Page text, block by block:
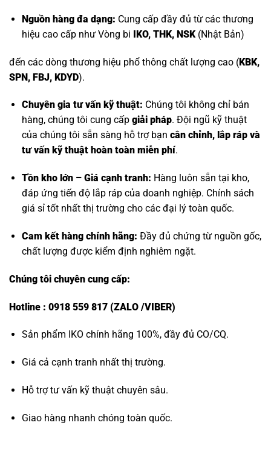
Nguồn hàng đa dạng: Cung cấp đầy đủ từ các thương
hiệu cao cấp nhưVòng bi IKO, THK, NSK(Nhật Bản)
đến các dòng thương hiệu phổ thông chất lượng cao (KBK,
SPN, FBJ, KDYD).
Chuyên gia tư vấn kỹ thuật: Chúng tôi không chỉ bán
hàng, chúng tôi cung cấp giải pháp. Đội ngũ kỹ thuật
của chúng tôi sẵn sàng hỗ trợ bạn cân chỉnh, lắp ráp và
tư vấn kỹ thuật hoàn toàn miễn phí.
Tồn kho lớn – Giá cạnh tranh: Hàng luôn sẵn tại kho,
đáp ứng tiến độ lắp ráp của doanh nghiệp. Chính sách
giá sỉ tốt nhất thị trường cho các đại lý toàn quốc.
Cam kết hàng chính hãng: Đầy đủ chứng từ nguồn gốc,
chất lượng được kiểm định nghiêm ngặt.
Chúng tôi chuyên cung cấp:
Hotline : 0918 559 817 (ZALO /VIBER)
Sản phẩm IKO chính hãng 100%, đầy đủ CO/CQ.
Giá cả cạnh tranh nhất thị trường.
Hỗ trợ tư vấn kỹ thuật chuyên sâu.
Giao hàng nhanh chóng toàn quốc.